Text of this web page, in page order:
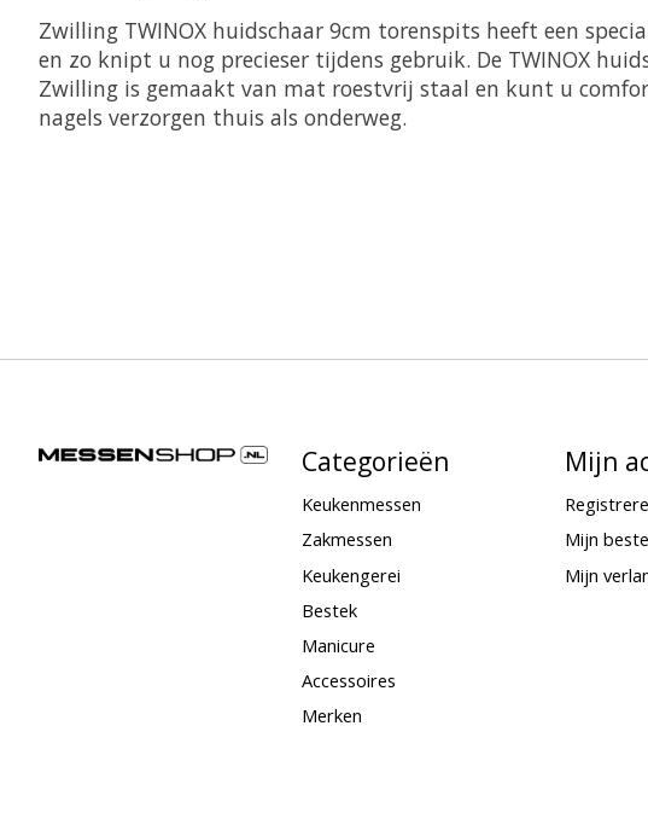
Zwilling TWINOX huidschaar 9cm torenspits heeft een
en zo knipt u nog precieser tijdens gebruik. De TWINOX
Zwilling is gemaakt van mat roestvrij staal en kunt u
nagels verzorgen thuis als onderweg.
Categorieën
Keukenmessen
Zakmessen
Keukengerei
Bestek
Manicure
Accessoires
Merken
Mijn
Mijn
Mijn